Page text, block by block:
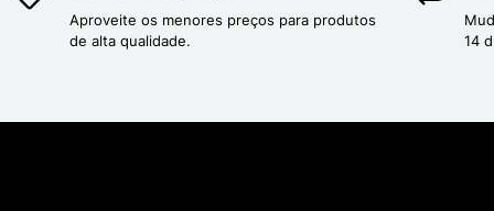
Aproveite os menores preços para produtos
de alta qualidade.
14